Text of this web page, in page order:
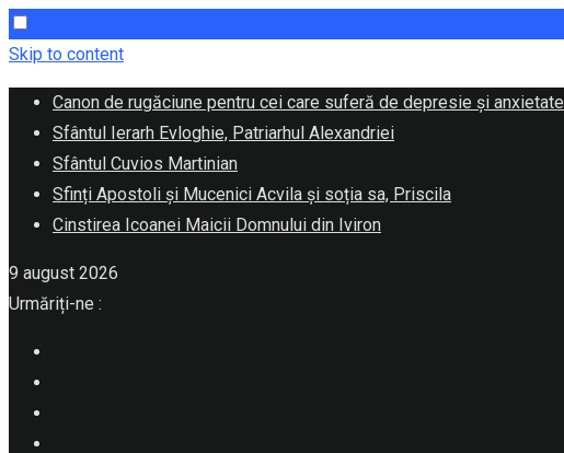
Skip to content
Canon de rugăciune pentru cei care suferă de depresie și anxietate
Sfântul Ierarh Evloghie, Patriarhul Alexandriei
Sfântul Cuvios Martinian
Sfinți Apostoli și Mucenici Acvila și soția sa, Priscila
Cinstirea Icoanei Maicii Domnului din Iviron
9 august 2026
Urmăriți-ne :